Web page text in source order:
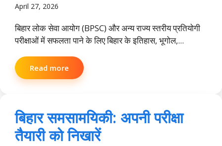
April 27, 2026
बिहार लोक सेवा आयोग (BPSC) और अन्य राज्य स्तरीय प्रतियोगी
परीक्षाओं में सफलता पाने के लिए बिहार के इतिहास, भूगोल,...
Read more
बिहार समसामयिकी: अपनी परीक्षा
तैयारी को निखारें